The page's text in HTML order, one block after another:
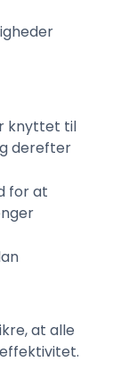
knyttet til
derefter
for at
at alle